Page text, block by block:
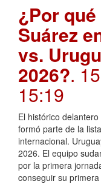
¿Por
Suárez
vs.
2026?.
15:19
El histórico
formó parte de la
internacional.
2026. El equipo
por la primera
conseguir su